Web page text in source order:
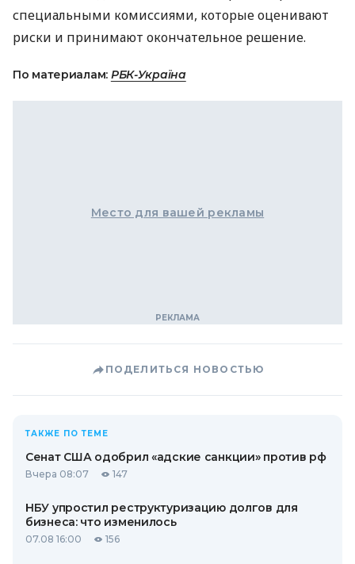
специальными комиссиями, которые оценивают
риски и принимают окончательное решение.
По материалам: РБК-Україна
Место для вашей рекламы
ПОДЕЛИТЬСЯ НОВОСТЬЮ
ТАКЖЕ ПО ТЕМЕ
Сенат США одобрил «адские санкции» против рф
Вчера 08:07 147
НБУ упростил реструктуризацию долгов для
бизнеса: что изменилось
07.08 16:00 156